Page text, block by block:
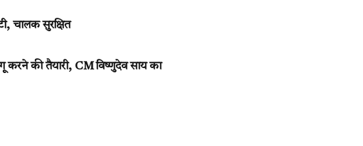
चालक सुरक्षित
करने की तैयारी, CM विष्णुदेव साय का